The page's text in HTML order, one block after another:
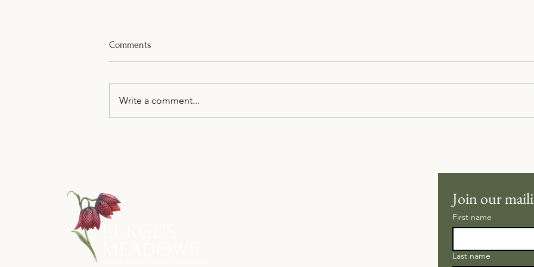
Comments
Write a comment...
Join our
First name
Last name